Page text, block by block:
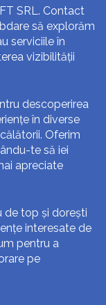
SRL. Contact
să explorăm
serviciile în
vizibilității
descoperirea
în diverse
Oferim
te să iei
apreciate
de top și dorești
interesate de
pentru a
pe